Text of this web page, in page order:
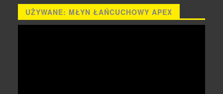
UŻYWANE: MŁYN ŁAŃCUCHOWY APEX